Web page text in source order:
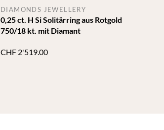
0,25 ct. H Si Solitärring aus Rotgold
750/18 kt. mit Diamant
DIAMONDS JEWELLERY
CHF 2'519.00